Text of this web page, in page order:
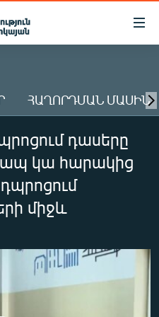
ՀԱՂՈՐԴՄԱՆ ՄԱՍԻՆ
դասերը
կա հարակից
միջև